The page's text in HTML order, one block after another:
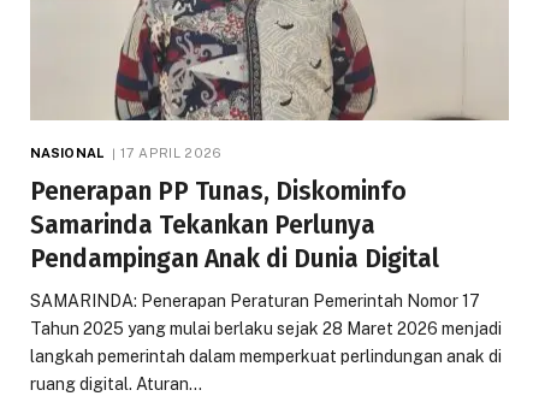
NASIONAL 17 APRIL 2026
Penerapan PP Tunas, Diskominfo
Samarinda Tekankan Perlunya
Pendampingan Anak di Dunia Digital
SAMARINDA: Penerapan Peraturan Pemerintah Nomor 17
Tahun 2025 yang mulai berlaku sejak 28 Maret 2026 menjadi
langkah pemerintah dalam memperkuat perlindungan anak di
ruang digital. Aturan…